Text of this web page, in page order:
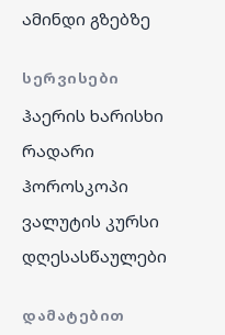
ამინდი გზებზე
ᲡᲔᲠᲕᲘᲡᲔᲑᲘ
ჰაერის ხარისხი
რადარი
ჰოროსკოპი
ვალუტის კურსი
დღესასწაულები
ᲓᲐᲛᲐᲢᲔᲑᲘᲗ